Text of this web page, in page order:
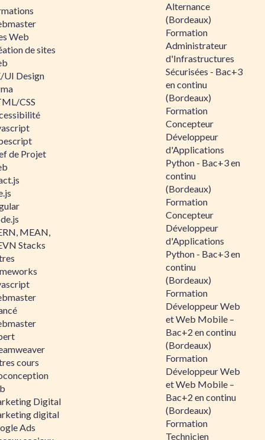
Web
de sites
UI Design
CSS
de Projet
MEAN,
Stacks
cours
Digital
digital
Ads
Alternance
(Bordeaux)
Formation
Administrateur
d'Infrastructures
Sécurisées - Bac+3
en continu
(Bordeaux)
Formation
Concepteur
Développeur
d'Applications
Python - Bac+3 en
continu
(Bordeaux)
Formation
Concepteur
Développeur
d'Applications
Python - Bac+3 en
continu
(Bordeaux)
Formation
Développeur Web
et Web Mobile –
Bac+2 en continu
(Bordeaux)
Formation
Développeur Web
et Web Mobile –
Bac+2 en continu
(Bordeaux)
Formation
Technicien